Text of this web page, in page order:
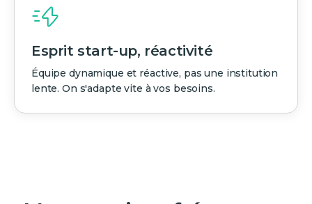
Esprit start-up, réactivité
Équipe dynamique et réactive, pas une institution
lente. On s'adapte vite à vos besoins.